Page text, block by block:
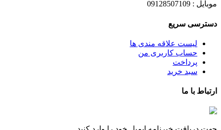
موبایل : 09128507109
دسترسی سریع
لیست علاقه مندی ها
حساب کاربری من
پرداخت
سبد خرید
ارتباط با ما